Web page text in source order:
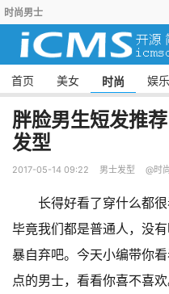
时尚男士
首页 美女 时尚 娱乐
胖脸男生短发推
发型
2017-05-14 09:22 男士发型 @时
长得好看了穿什么都
毕竟我们都是普通人，没
暴自弃吧。今天小编带你
点的男士，看看你喜不喜欢